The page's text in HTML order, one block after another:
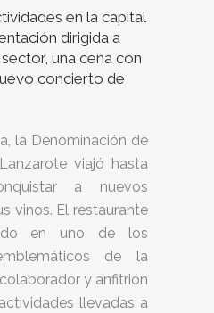
en la capital
dirigida a
una cena con
concierto de
la Denominación de
viajó hasta
a nuevos
vinos. El restaurante
en uno de los
de la
y anfitrión
llevadas a